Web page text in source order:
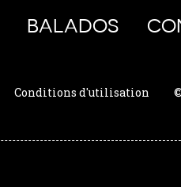
BALADOS
Conditions d'utilisation